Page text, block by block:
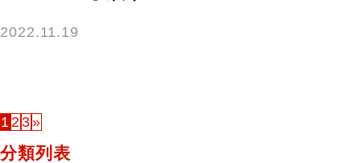
2022.11.19
123»
分類列表